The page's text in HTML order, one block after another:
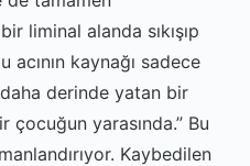
liminal alanda sıkışıp
acının kaynağı sadece
derinde yatan bir
çocuğun yarasında.” Bu
Kaybedilen